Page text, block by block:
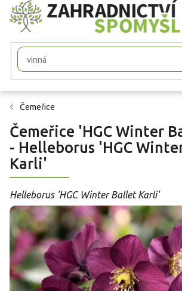
Přejít
na
obsah
Čemeřice
Čemeřice 'HGC Winter
- Helleborus 'HGC
Karli'
Helleborus 'HGC Winter Ballet Karli'